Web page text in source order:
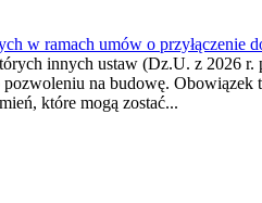
w ramach umów o przyłączenie
innych ustaw (Dz.U. z 2026
na budowę.
które mogą zostać...